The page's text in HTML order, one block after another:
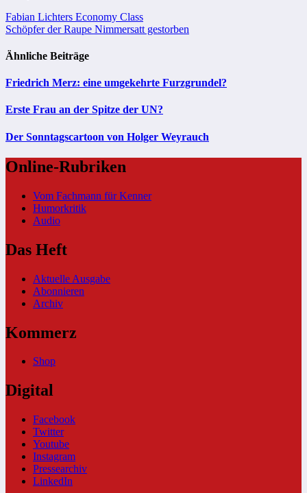
Beitragsnavigation
Fabian Lichters Economy Class
Schöpfer der Raupe Nimmersatt gestorben
Ähnliche Beiträge
Friedrich Merz: eine umgekehrte Furzgrundel?
Erste Frau an der Spitze der UN?
Der Sonntagscartoon von Holger Weyrauch
Online-Rubriken
Vom Fachmann für Kenner
Humorkritik
Audio
Das Heft
Aktuelle Ausgabe
Abonnieren
Archiv
Kommerz
Shop
Digital
Facebook
Twitter
Youtube
Instagram
Pressearchiv
LinkedIn